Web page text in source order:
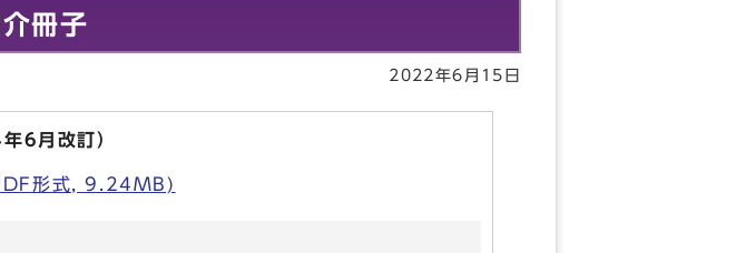
冊子
2022年6月15日
6月改訂）
形式, 9.24MB)